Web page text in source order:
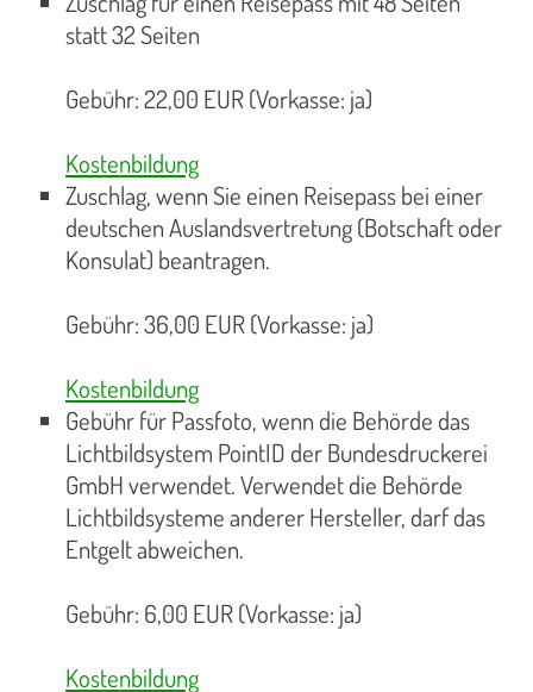
statt 32 Seiten
Gebühr: 22,00 EUR (Vorkasse: ja)
Kostenbildung
Zuschlag, wenn Sie einen Reisepass bei einer
deutschen Auslandsvertretung (Botschaft oder
Konsulat) beantragen.
Gebühr: 36,00 EUR (Vorkasse: ja)
Kostenbildung
Gebühr für Passfoto, wenn die Behörde das
Lichtbildsystem PointID der Bundesdruckerei
GmbH verwendet. Verwendet die Behörde
Lichtbildsysteme anderer Hersteller, darf das
Entgelt abweichen.
Gebühr: 6,00 EUR (Vorkasse: ja)
Kostenbildung